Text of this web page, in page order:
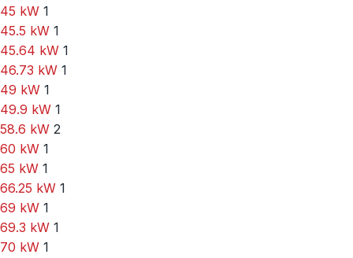
45 kW 1
45.5 kW 1
45.64 kW 1
46.73 kW 1
49 kW 1
49.9 kW 1
58.6 kW 2
60 kW 1
65 kW 1
66.25 kW 1
69 kW 1
69.3 kW 1
70 kW 1